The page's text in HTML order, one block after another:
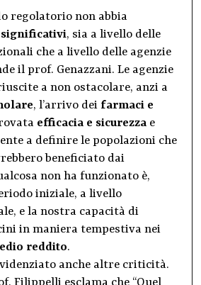
regolatorio non abbia
, sia a livello delle
che a livello delle agenzie
il prof. Genazzani. Le agenzie
a non ostacolare, anzi a
, l’arrivo dei farmaci e
efficacia e sicurezza e
a definire le popolazioni che
beneficiato dai
non ha funzionato è,
iniziale, a livello
e la nostra capacità di
in maniera tempestiva nei
reddito.
anche altre criticità.